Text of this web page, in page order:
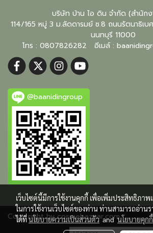
บริษัท บ้าน ไอ ดิน จำกัด (สำนัก
114/165 หมู่ 3 ม.ลัดดารมย์ ซ.8 ถนนรัตนาธิเบ
นนทบุรี 11000
โทร : 0807826282 อีเมล์ :
@baanidingroup
Copy right by cosmebazaar.com
เว็บไซต์นี้มีการใช้งานคุกกี้ เพื่อเพิ่มประสิทธิภา
ในการใช้งานเว็บไซต์ของท่าน ท่านสามารถอ่าน
ได้ที่นโยบายความเป็นส่วนตัวandนโยบายคุกกี้